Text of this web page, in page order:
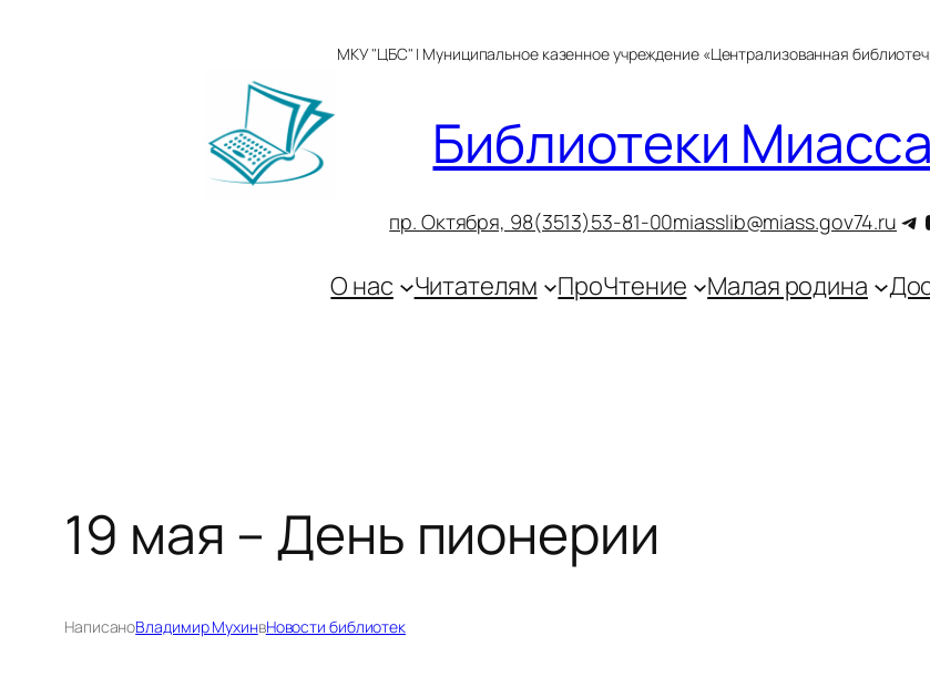
МКУ "ЦБС" | Муниципальное казенное учреждение «Централизованная
Библиотеки Миасса
пр. Октября, 98(3513)53-81-00miasslib@miass.gov74.ru
О нас Читателям ПроЧтение Малая родина
19 мая – День пионерии
НаписаноВладимир МухинвНовости библиотек